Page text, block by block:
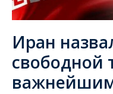
Иран
свободной